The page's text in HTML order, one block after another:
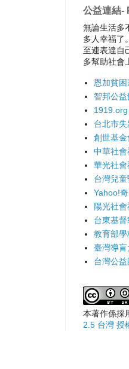
公益連結-
無論生活多
多人幸福了
至連表達自
多幫助社會
恩加貧
智邦公益
1919.org
台北市
創世基金
中華社
華光社
台灣兒
Yahoo!
陽光社
台東基
教育部
臺灣導盲
台灣公
本著作係採
2.5 台灣 授